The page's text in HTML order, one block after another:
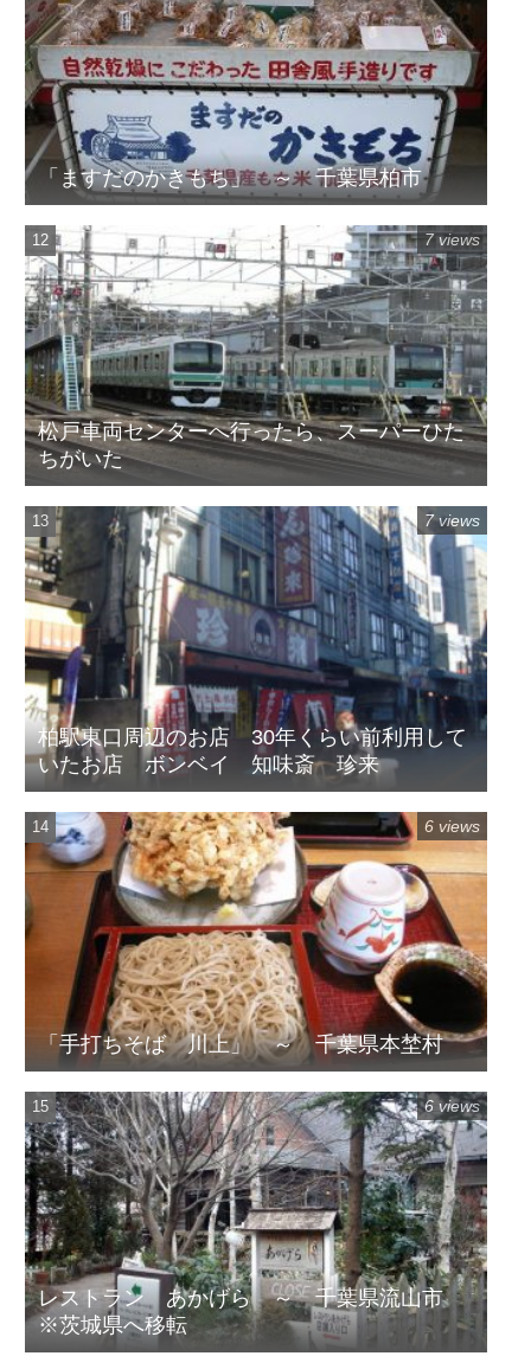
「ますだのかきもち」 ～ 千葉県柏市
松戸車両センターへ行ったら、スーパーひた
ちがいた
7 views
柏駅東口周辺のお店 30年くらい前利用して
いたお店 ボンベイ 知味斎 珍来
7 views
「手打ちそば 川上」 ～ 千葉県本埜村
6 views
レストラン あかげら ～ 千葉県流山市
※茨城県へ移転
6 views